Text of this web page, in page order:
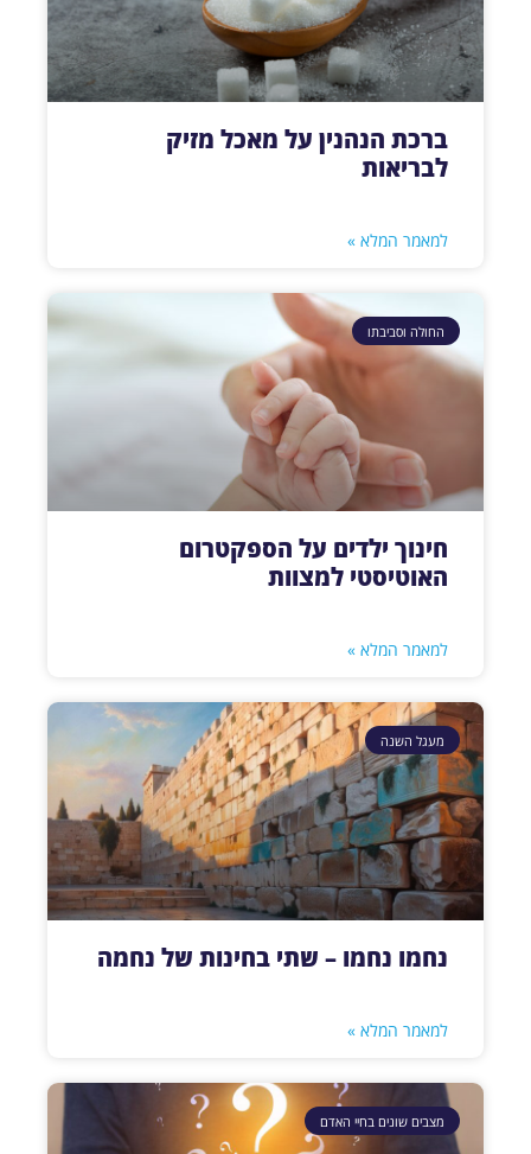
ברכת הנהנין על מאכל מזיק
לבריאות
למאמר המלא »
החולה וסביבתו
חינוך ילדים על הספקטרום
האוטיסטי למצוות
למאמר המלא »
מעגל השנה
נחמו נחמו – שתי בחינות של נחמה
למאמר המלא »
מצבים שונים בחיי האדם